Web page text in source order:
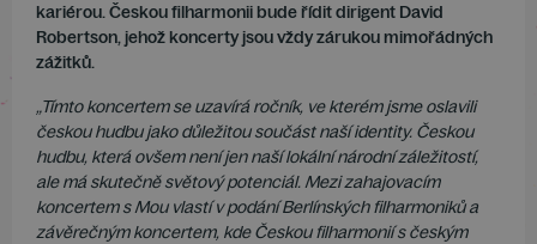
kariérou. Českou filharmonii bude řídit dirigent David
Robertson, jehož koncerty jsou vždy zárukou mimořádných
zážitků.
„Tímto koncertem se uzavírá ročník, ve kterém jsme oslavili
českou hudbu jako důležitou součást naší identity. Českou
hudbu, která ovšem není jen naší lokální národní záležitostí,
ale má skutečně světový potenciál. Mezi zahajovacím
koncertem s Mou vlastí v podání Berlínských filharmoniků a
závěrečným koncertem, kde Českou filharmonií s českým